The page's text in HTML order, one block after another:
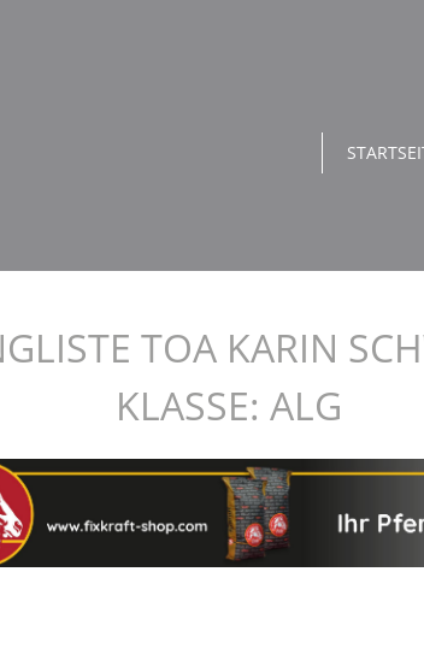
TOA KARIN
KLASSE: ALG